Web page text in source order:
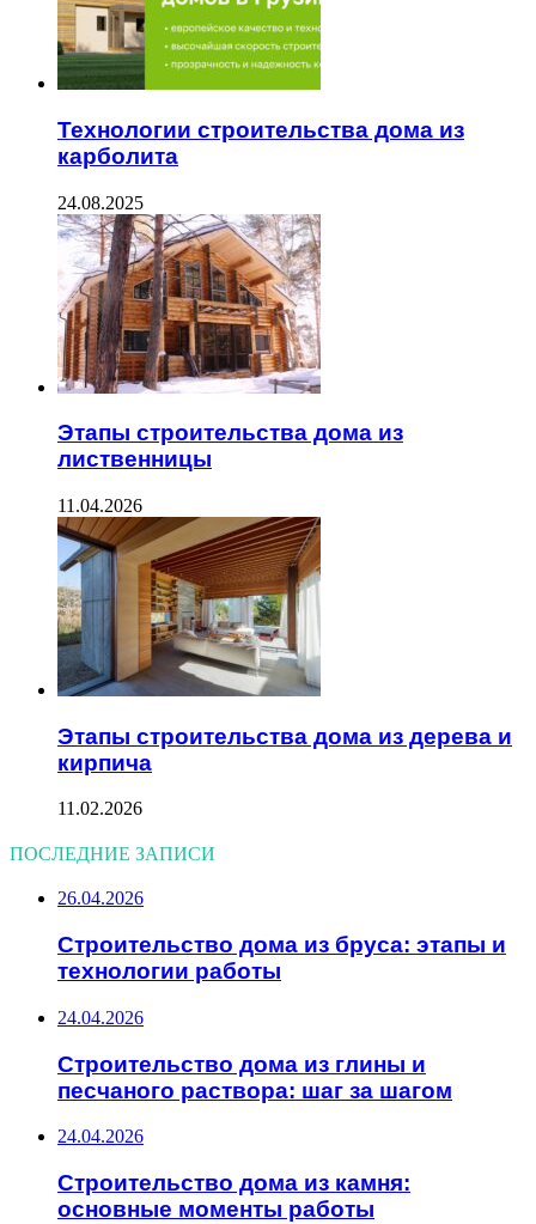
Технологии строительства дома из
карболита
24.08.2025
Этапы строительства дома из
лиственницы
11.04.2026
Этапы строительства дома из дерева и
кирпича
11.02.2026
ПОСЛЕДНИЕ ЗАПИСИ
26.04.2026
Строительство дома из бруса: этапы и
технологии работы
24.04.2026
Строительство дома из глины и
песчаного раствора: шаг за шагом
24.04.2026
Строительство дома из камня:
основные моменты работы